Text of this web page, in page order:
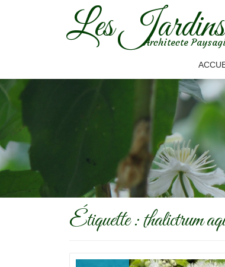
Les Architecte
Étiquette :thalictrum